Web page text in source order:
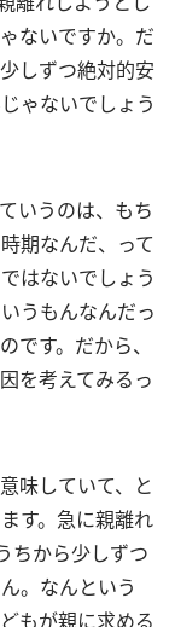
ないですか。だ
しずつ絶対的安
ゃないでしょう
いうのは、もち
期なんだ、って
はないでしょう
うもんなんだっ
す。だから、
を考えてみるっ
味していて、と
す。急に親離れ
ちから少しずつ
。なんという
もが親に求める